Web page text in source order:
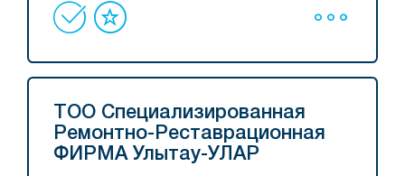
ТОО Специализированная
Ремонтно-Реставрационная
ФИРМА Улытау-УЛАР